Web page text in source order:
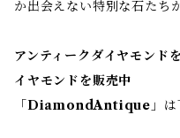
か出会えない特別な石たち
アンティークダイヤモンド
イヤモンドを販売中
「DiamondAntique 」